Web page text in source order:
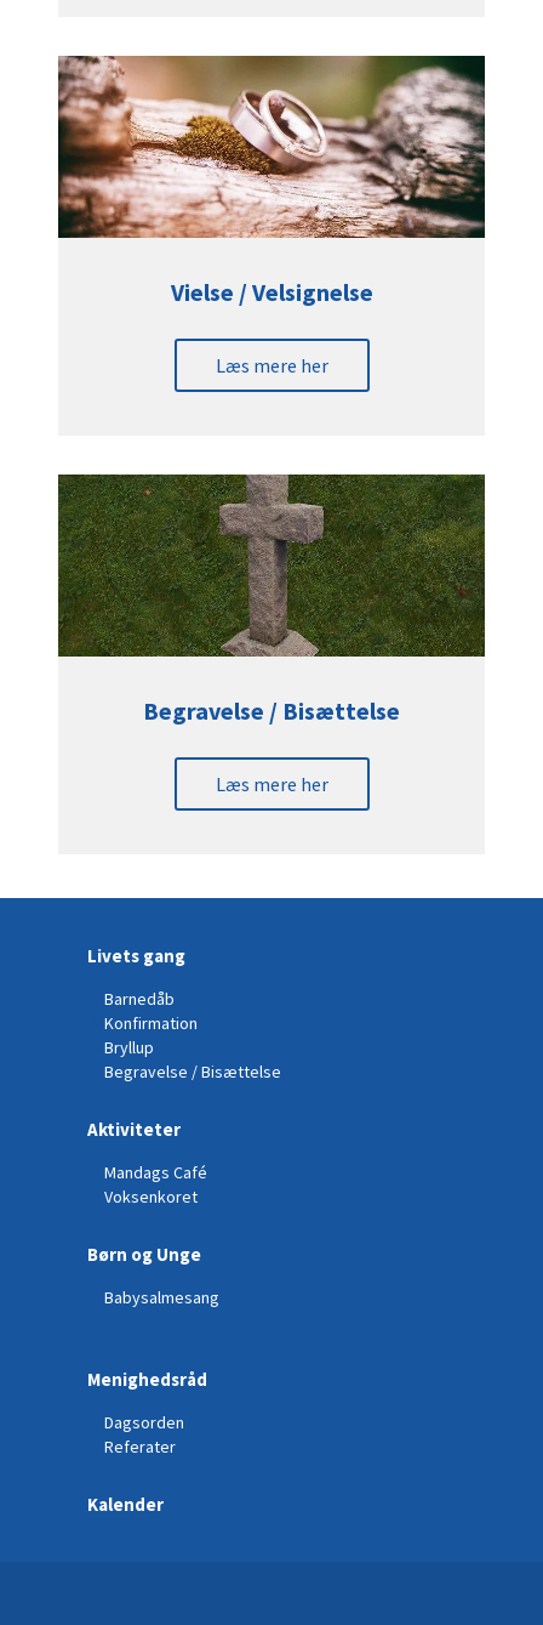
Vielse / Velsignelse
Læs mere her
Begravelse / Bisættelse
Læs mere her
Livets gang
Barnedåb
Konfirmation
Bryllup
Begravelse / Bisættelse
Aktiviteter
Mandags Café
Voksenkoret
Børn og Unge
Babysalmesang
Menighedsråd
Dagsorden
Referater
Kalender